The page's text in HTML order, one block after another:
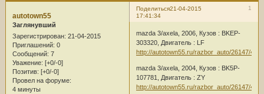
Поделиться 1
21-04-2015
17:41:34
autotown55
Заглянувший
Зарегистрирован: 21-04-2015
Приглашений: 0
Сообщений: 7
Уважение: [+0/-0]
Позитив: [+0/-0]
Провел на форуме:
4 минуты
mazda 3/axela, 2006, Кузов : BKEP-
303320, Двигатель : LF
http://autotown55.ru/razbor_auto/26147/
mazda 3/axela, 2004, Кузов : BK5P-
107781, Двигатель : ZY
http://autotown55.ru/razbor_auto/26147/